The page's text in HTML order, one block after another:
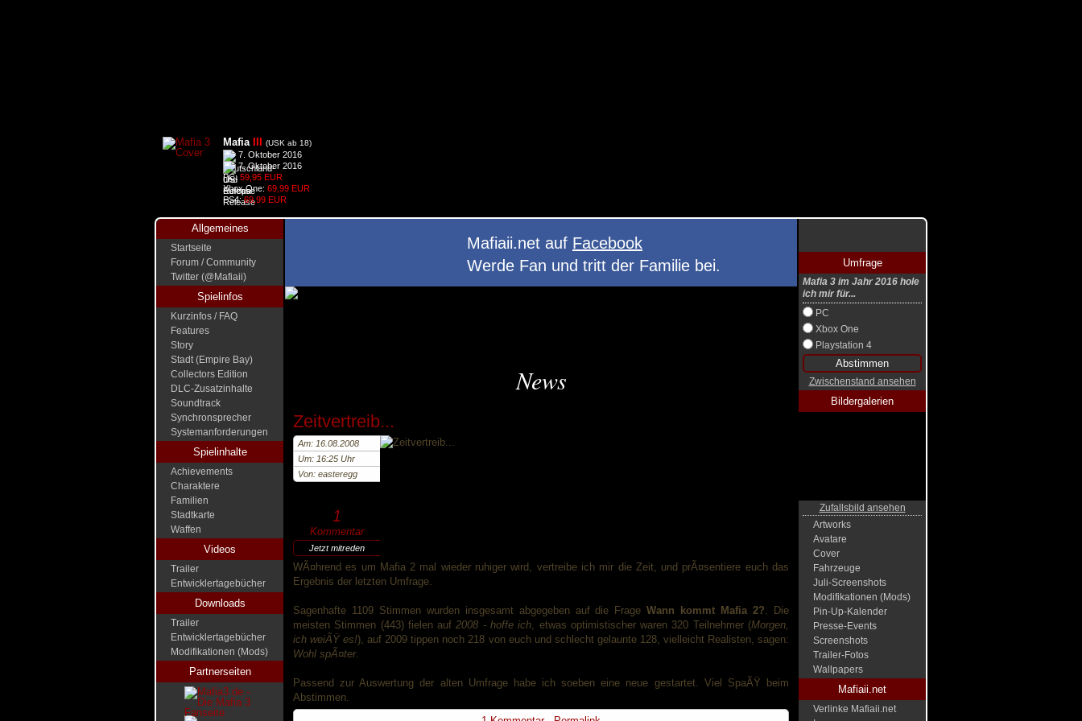
Mafia (USK ab 18)
7. Oktober 2016
7. Oktober 2016
PC: 59,95 EUR
Xbox One: 69,99 EUR
PS4:69,99 EUR
Allgemeines
Startseite
Forum / Community
Twitter (@Mafiaii)
Spielinfos
Kurzinfos / FAQ
Features
Story
Stadt (Empire Bay)
Collectors Edition
DLC-Zusatzinhalte
Soundtrack
Synchronsprecher
Systemanforderungen
Spielinhalte
Achievements
Charaktere
Familien
Stadtkarte
Waffen
Videos
Trailer
Entwicklertagebücher
Downloads
Trailer
Entwicklertagebücher
Modifikationen (Mods)
Partnerseiten
Umfrage
Mafia 3 im Jahr 2016 hole
ich mir für...
PC
Xbox One
Playstation 4
Zwischenstand ansehen
Bildergalerien
Zufallsbild ansehen
Artworks
Avatare
Cover
Fahrzeuge
Juli-Screenshots
Modifikationen (Mods)
Pin-Up-Kalender
Presse-Events
Screenshots
Trailer-Fotos
Wallpapers
Mafiaii.net
Verlinke Mafiaii.net
Mafiaii.net auf Facebook
Werde Fan und tritt der Familie bei.
News
Zeitvertreib...
Am: 16.08.2008
Um: 16:25 Uhr
Von: easteregg
1
Kommentar
Jetzt mitreden
WÃ¤hrend es um Mafia 2 mal wieder ruhiger wird, vertreibe ich mir die Zeit, und prÃ¤sentiere euch das
Ergebnis der letzten Umfrage.
Sagenhafte 1109 Stimmen wurden insgesamt abgegeben auf die FrageWann kommt Mafia 2?. Die
meisten Stimmen (443) fielen auf2008 - hoffe ich, etwas optimistischer waren 320 Teilnehmer (Morgen,
ich weiÃŸ es!), auf 2009 tippen noch 218 von euch und schlecht gelaunte 128, vielleicht Realisten, sagen:
Wohl spÃ¤ter.
Passend zur Auswertung der alten Umfrage habe ich soeben eine neue gestartet. Viel SpaÃŸ beim
Abstimmen.